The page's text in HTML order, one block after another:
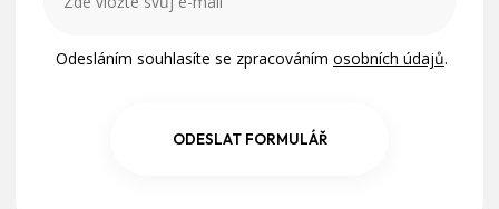
Odesláním souhlasíte se zpracováním osobních údajů.
ODESLAT FORMULÁŘ